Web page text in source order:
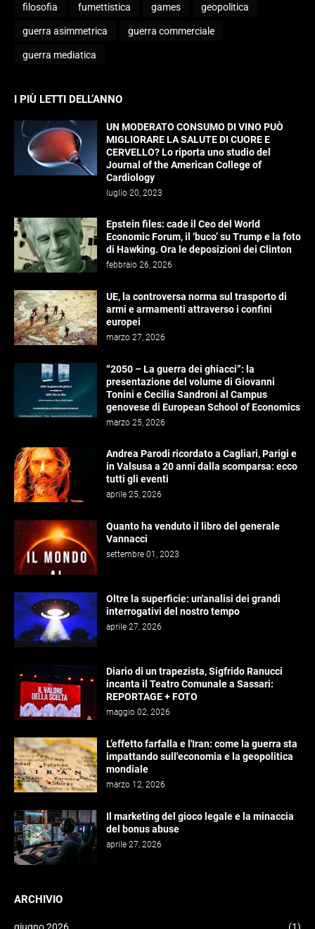
filosofia fumettistica games geopolitica
guerra asimmetrica guerra commerciale
guerra mediatica
I PIÙ LETTI DELL’ANNO
UN MODERATO CONSUMO DI VINO PUÒ
MIGLIORARE LA SALUTE DI CUORE E
CERVELLO? Lo riporta uno studio del
Journal of the American College of
Cardiology
luglio 20, 2023
Epstein files: cade il Ceo del World
Economic Forum, il ‘buco’ su Trump e la foto
di Hawking. Ora le deposizioni dei Clinton
febbraio 26, 2026
UE, la controversa norma sul trasporto di
armi e armamenti attraverso i confini
europei
marzo 27, 2026
“2050 – La guerra dei ghiacci”: la
presentazione del volume di Giovanni
Tonini e Cecilia Sandroni al Campus
genovese di European School of Economics
marzo 25, 2026
Andrea Parodi ricordato a Cagliari, Parigi e
in Valsusa a 20 anni dalla scomparsa: ecco
tutti gli eventi
aprile 25, 2026
Quanto ha venduto il libro del generale
Vannacci
settembre 01, 2023
Oltre la superficie: un'analisi dei grandi
interrogativi del nostro tempo
aprile 27, 2026
Diario di un trapezista, Sigfrido Ranucci
incanta il Teatro Comunale a Sassari:
REPORTAGE + FOTO
maggio 02, 2026
L’effetto farfalla e l'Iran: come la guerra sta
impattando sull'economia e la geopolitica
mondiale
marzo 12, 2026
Il marketing del gioco legale e la minaccia
del bonus abuse
aprile 27, 2026
ARCHIVIO